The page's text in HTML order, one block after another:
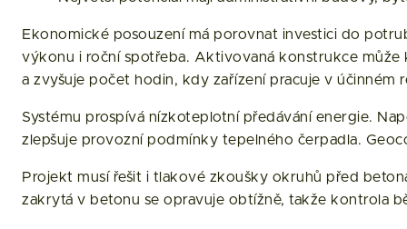
Ekonomické posouzení má porovnat investici do
výkonu i roční spotřeba. Aktivovaná konstrukce může
a zvyšuje počet hodin, kdy zařízení pracuje v účinném
Systému prospívá nízkoteplotní předávání energie.
zlepšuje provozní podmínky tepelného čerpadla.
Projekt musí řešit i tlakové zkoušky okruhů před
zakrytá v betonu se opravuje obtížně, takže kontrola